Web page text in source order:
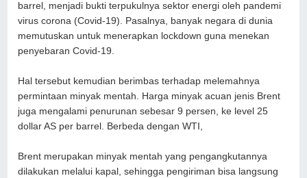
barrel, menjadi bukti terpukulnya sektor energi oleh pandemi
virus corona (Covid-19). Pasalnya, banyak negara di dunia
memutuskan untuk menerapkan lockdown guna menekan
penyebaran Covid-19.
Hal tersebut kemudian berimbas terhadap melemahnya
permintaan minyak mentah. Harga minyak acuan jenis Brent
juga mengalami penurunan sebesar 9 persen, ke level 25
dollar AS per barrel. Berbeda dengan WTI,
Brent merupakan minyak mentah yang pengangkutannya
dilakukan melalui kapal, sehingga pengiriman bisa langsung